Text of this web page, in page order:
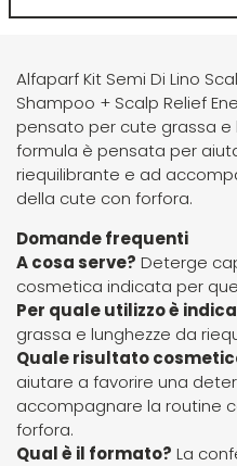
Orofluido
Pacinos
Panasonic
Phytorelax
Plura
Pop Italy
Alfaparf Kit Semi Di Lino
Shampoo + Scalp Relief
pensato per cute grassa e
formula è pensata per
riequilibrante e ad
della cute con forfora.
Domande frequenti
A cosa serve? Deterge
cosmetica indicata per
Per quale utilizzo è
grassa e lunghezze da
Quale risultato
aiutare a favorire una
accompagnare la routine
forfora.
Qual è il formato? La